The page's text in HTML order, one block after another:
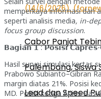
Cabor Panjat
Palembang, Siswa
Lead dan Speed
memperkaya informasi dan
seperti analisis media, in-
focus group discussion.
𝗕𝗮𝗴𝗶𝗮𝗻 𝟭 : 𝗣𝗼𝘀𝗶𝘀𝗶
Hasil survei simulasi kertas
Prabowo Subianto–Gibran
margin diatas 21%. Posisi
MD. Posisi ketiga Anies